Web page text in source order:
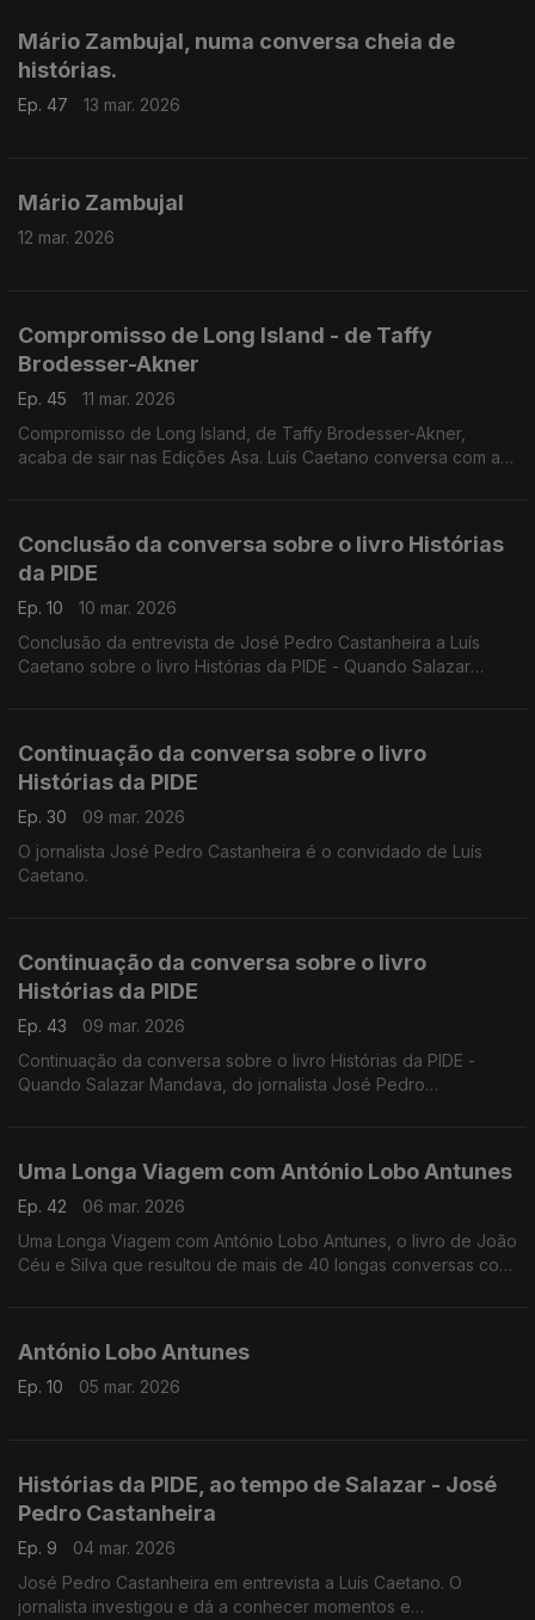
Mário Zambujal, numa conversa cheia de
histórias.
Ep. 47 13 mar. 2026
Mário Zambujal
12 mar. 2026
Compromisso de Long Island - de Taffy
Brodesser-Akner
Ep. 45
11 mar. 2026
Compromisso de Long Island, de Taffy Brodesser-Akner,
acaba de sair nas Edições Asa. Luís Caetano conversa com a
Conclusão da conversa sobre o livro Histórias
da PIDE
Ep. 10
10 mar. 2026
Conclusão da entrevista de José Pedro Castanheira a Luís
Caetano sobre o livro Histórias da PIDE - Quando Salazar
Continuação da conversa sobre o livro
Histórias da PIDE
Ep. 30
09 mar. 2026
O jornalista José Pedro Castanheira é o convidado de Luís
Caetano.
Continuação da conversa sobre o livro
Histórias da PIDE
Ep. 43
09 mar. 2026
Continuação da conversa sobre o livro Histórias da PIDE -
Quando Salazar Mandava, do jornalista José Pedro
Uma Longa Viagem com António Lobo Antunes
Ep. 42
06 mar. 2026
Uma Longa Viagem com António Lobo Antunes, o livro de João
Céu e Silva que resultou de mais de 40 longas conversas com
António Lobo Antunes
Ep. 10 05 mar. 2026
Histórias da PIDE, ao tempo de Salazar - José
Pedro Castanheira
Ep. 9
04 mar. 2026
José Pedro Castanheira em entrevista a Luís Caetano. O
jornalista investigou e dá a conhecer momentos e